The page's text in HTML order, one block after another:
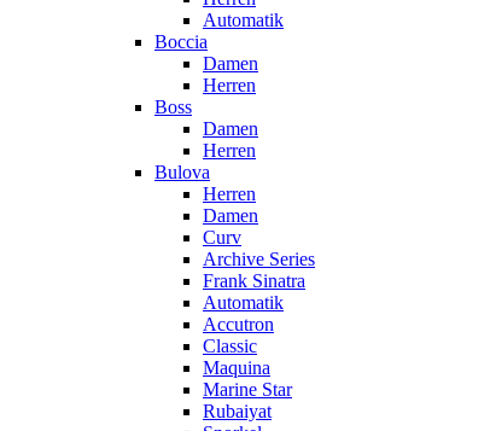
Automatik
Boccia
Damen
Herren
Boss
Damen
Herren
Bulova
Herren
Damen
Curv
Archive Series
Frank Sinatra
Automatik
Accutron
Classic
Maquina
Marine Star
Rubaiyat